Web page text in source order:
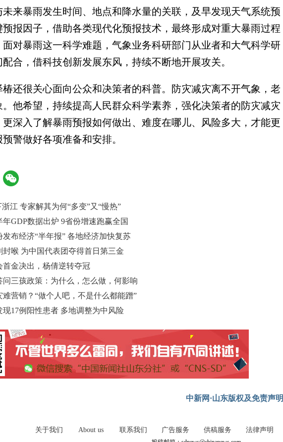
来暴雨发生时间、地点和降水量的关联，及早发现天气系统预
报因子，借助各类现代化预报技术，最终形成对重大暴雨过程
对暴雨这一科学难题，气象业务科研部门从业者和大气科学研
合，借科技创新发展东风，持续不断地开展攻关。
很关心面向公众和决策者的科普。防灾减灾离不开气象，老
他希望，持续提高人民群众科学素养，强化决策者的防灾减灾
深入了解暴雨预报如何做出、难度在哪儿、风险多大，才能更
警做好各项准备和安排。
浙江 专家解其为何“多变”又“慢热”
年GDP数据出炉 9省份增速跑赢全国
发布经济“半年报” 各地经济加快复苏
封喉 为中国代表团夺得首日第三金
首金决出，杨倩逆转夺冠
问三孩政策：为什么，怎么做，何影响
难营销？“做个人吧，不是什么都能蹭”
现17例阳性患者 多地调整为中风险
中新网·山东版权及免责声明
关于我们 About us 联系我们 广告服务 供稿服务 法律声明